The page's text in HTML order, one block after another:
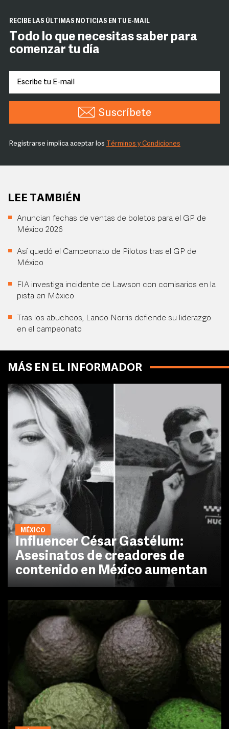
RECIBE LAS ÚLTIMAS NOTICIAS EN TU E-MAIL
Todo lo que necesitas saber para
comenzar tu día
Suscríbete
Registrarse implica aceptar los Términos y Condiciones
LEE TAMBIÉN
Anuncian fechas de ventas de boletos para el GP de
México 2026
Así quedó el Campeonato de Pilotos tras el GP de
México
FIA investiga incidente de Lawson con comisarios en la
pista en México
Tras los abucheos, Lando Norris defiende su liderazgo
en el campeonato
MÁS EN EL INFORMADOR
MÉXICO
Influencer César Gastélum:
Asesinatos de creadores de
contenido en México aumentan